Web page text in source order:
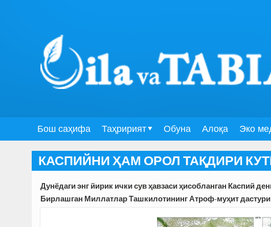
Бош саҳифа Таҳририят Обуна Алоқа Эко
КАСПИЙНИ ҲАМ ОРОЛ ТАҚДИРИ
Дунёдаги энг йирик ички сув ҳавзаси ҳисобланган Каспий
Бирлашган Миллатлар Ташкилотининг Атроф-муҳит